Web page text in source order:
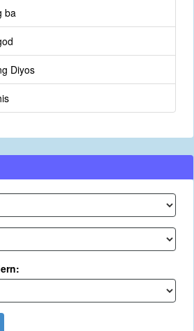
ba
Diyos